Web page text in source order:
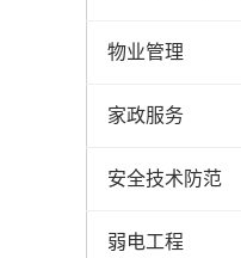
物业管理
家政服务
安全技术防范
弱电工程